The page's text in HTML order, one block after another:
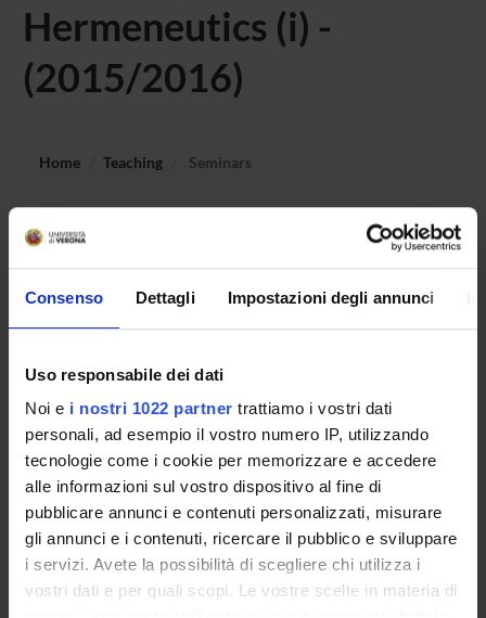
Consenso Dettagli Impostazioni degli annunci
Uso responsabile dei dati
Noi e i nostri 1022 partner trattiamo i vostri dati
personali, ad esempio il vostro numero IP, utilizzando
tecnologie come i cookie per memorizzare e accedere
alle informazioni sul vostro dispositivo al fine di
pubblicare annunci e contenuti personalizzati, misurare
gli annunci e i contenuti, ricercare il pubblico e sviluppare
i servizi. Avete la possibilità di scegliere chi utilizza i
vostri dati e per quali scopi. Le vostre scelte in materia di
Hermeneutics (i) -
(2015/2016)
Home Teaching Seminars
No recent seminar found relating to teaching Philosophical
Hermeneutics (i).
PHD PROGRAMMES AND POSTGRADUATE
TRAINING
Contacts
People
Places